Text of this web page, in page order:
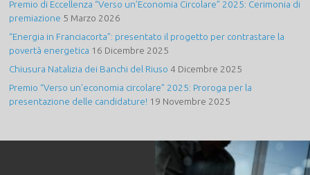
Premio di Eccellenza “Verso un’Economia Circolare” 2025: Cerimonia di
premiazione 5 Marzo 2026
“Energia in Franciacorta”: presentato il progetto per contrastare la
povertà energetica 16 Dicembre 2025
Chiusura Natalizia dei Banchi del Riuso 4 Dicembre 2025
Premio “Verso un’economia circolare” 2025: Proroga per la
presentazione delle candidature! 19 Novembre 2025